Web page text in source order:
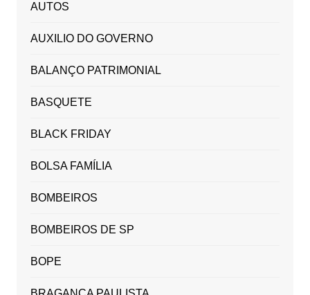
AUTOS
AUXILIO DO GOVERNO
BALANÇO PATRIMONIAL
BASQUETE
BLACK FRIDAY
BOLSA FAMÍLIA
BOMBEIROS
BOMBEIROS DE SP
BOPE